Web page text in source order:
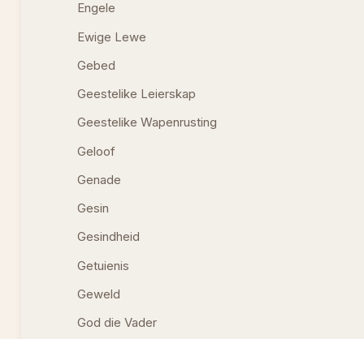
Engele
Ewige Lewe
Gebed
Geestelike Leierskap
Geestelike Wapenrusting
Geloof
Genade
Gesin
Gesindheid
Getuienis
Geweld
God die Vader